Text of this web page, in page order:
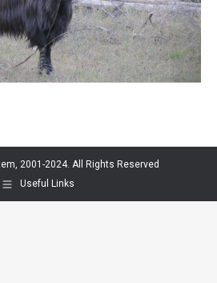
2001-2024. All Rights Reserved
Useful Links